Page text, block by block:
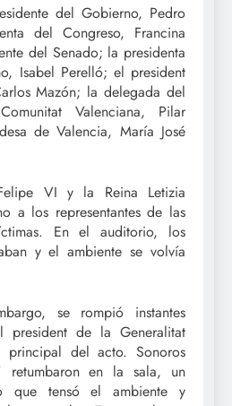
del Gobierno, Pedro
del Congreso, Francina
del Senado; la presidenta
Isabel Perelló; el president
Mazón; la delegada del
Valenciana, Pilar
de Valencia, María José
VI y la Reina Letizia
a los representantes de las
En el auditorio, los
y el ambiente se volvía
se rompió instantes
president de la Generalitat
del acto. Sonoros
retumbaron en la sala, un
que tensó el ambiente y